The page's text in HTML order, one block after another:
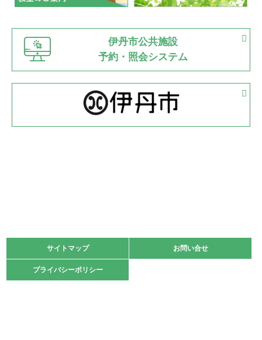
緑ケ丘体育館 猪名川運動広場
古池運動広場
2022.06.12
県知事杯争奪バレーボール大会が開催
2022.05.05
体育協会長杯 バドミントン競技の部
2022.05.22
緑ケ丘体育館
2021.10.23
卓球選手権大会ラージボールの部開催☆
伊丹市公共施設
予約・照会システム
サイトマップ お問い合せ
プライバシーポリシー
サイトマップ お問い合せ
プライバシーポリシー